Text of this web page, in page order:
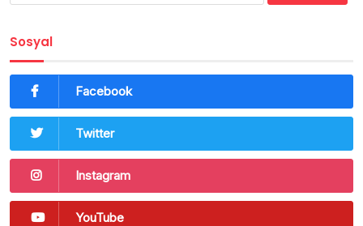
Sosyal
Facebook
Twitter
Instagram
YouTube